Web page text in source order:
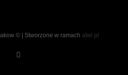
© | Stworzone w ramach atwi.pl